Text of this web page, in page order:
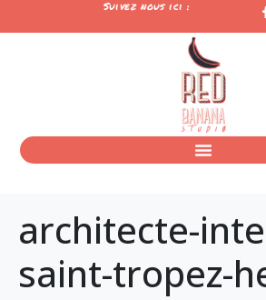
Suivez nous ici :
architecte-
saint-tropez-